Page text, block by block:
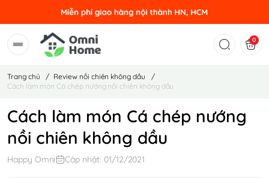
0
Trang chủ / Review nồi chiên không dầu
/
Cách làm món Cá chép nướng nồi chiên không dầu
Cách làm món Cá chép nướng
nồi chiên không dầu
Happy Omni Cập nhật: 01/12/2021